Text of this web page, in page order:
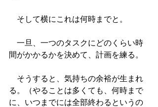
そして横にこれは何時までと。
一旦、一つのタスクにどのくらい時
間がかかるかを決めて、計画を練る。
そうすると、気持ちの余裕が生まれ
る。（やることは多くても、何時まで
に、いつまでには全部終わるというの